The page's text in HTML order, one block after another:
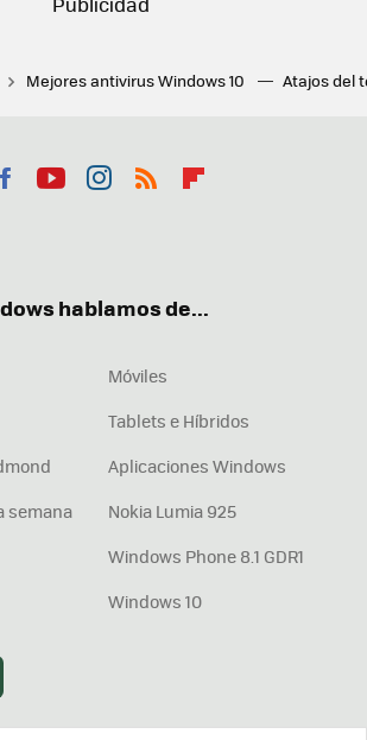
Mejores antivirus Windows 10 Atajos del
hablamos de...
Móviles
Tablets e Híbridos
Aplicaciones Windows
semana
Nokia Lumia 925
Windows Phone 8.1 GDR1
Windows 10